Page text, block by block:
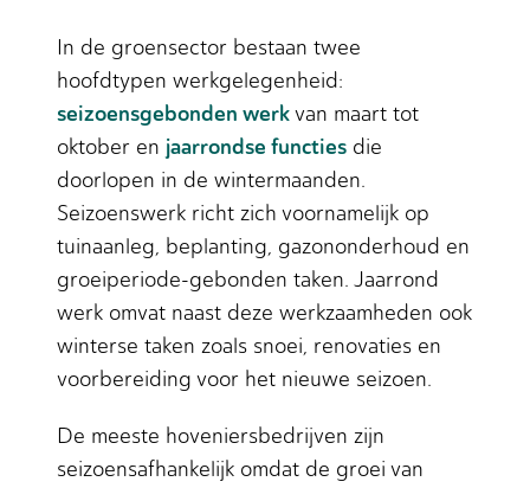
In de groensector bestaan twee
hoofdtypen werkgelegenheid:
seizoensgebonden werkvan maart tot
oktober en jaarrondse functies die
doorlopen in de wintermaanden.
Seizoenswerk richt zich voornamelijk op
tuinaanleg, beplanting, gazononderhoud en
groeiperiode-gebonden taken. Jaarrond
werk omvat naast deze werkzaamheden ook
winterse taken zoals snoei, renovaties en
voorbereiding voor het nieuwe seizoen.
De meeste hoveniersbedrijven zijn
seizoensafhankelijk omdat de groei van